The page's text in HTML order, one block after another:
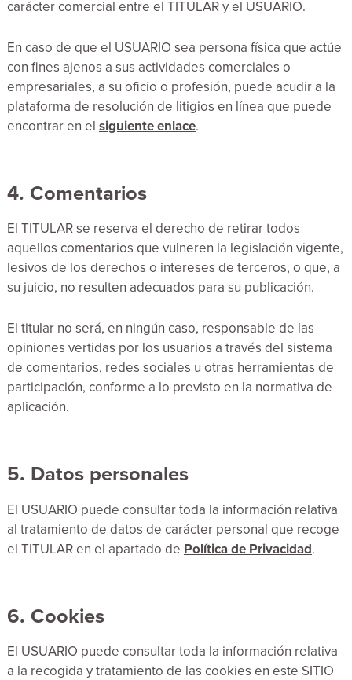
carácter comercial entre el TITULAR y el USUARIO.
En caso de que el USUARIO sea persona física que actúe
con fines ajenos a sus actividades comerciales o
empresariales, a su oficio o profesión, puede acudir a la
plataforma de resolución de litigios en línea que puede
encontrar en el siguiente enlace.
4. Comentarios
El TITULAR se reserva el derecho de retirar todos
aquellos comentarios que vulneren la legislación vigente,
lesivos de los derechos o intereses de terceros, o que, a
su juicio, no resulten adecuados para su publicación.
El titular no será, en ningún caso, responsable de las
opiniones vertidas por los usuarios a través del sistema
de comentarios, redes sociales u otras herramientas de
participación, conforme a lo previsto en la normativa de
aplicación.
5. Datos personales
El USUARIO puede consultar toda la información relativa
al tratamiento de datos de carácter personal que recoge
el TITULAR en el apartado de Política de Privacidad.
6. Cookies
El USUARIO puede consultar toda la información relativa
a la recogida y tratamiento de las cookies en este SITIO